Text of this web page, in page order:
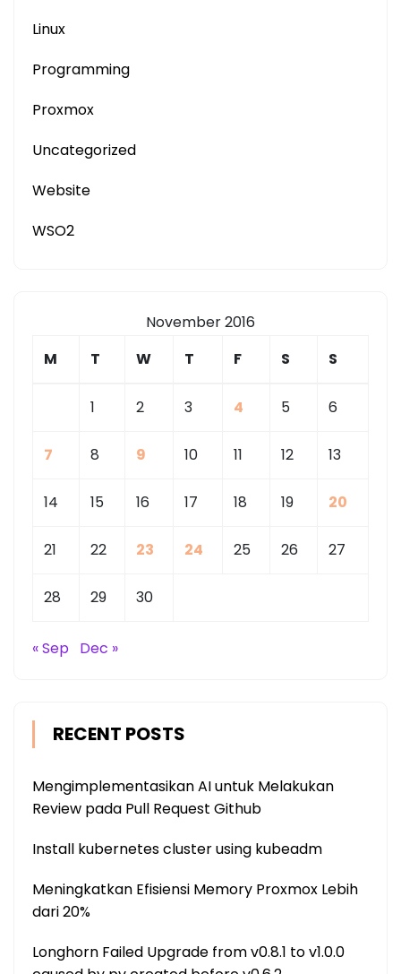
Linux
Programming
Proxmox
Uncategorized
Website
WSO2
November 2016
M
T W T F S S
1 2 3 4 5 6
7 8 9 10 11 12 13
14 15 16 17 18 19 20
21 22 23 24 25 26 27
28 29 30
« Sep Dec »
RECENT POSTS
Mengimplementasikan AI untuk Melakukan
Review pada Pull Request Github
Install kubernetes cluster using kubeadm
Meningkatkan Efisiensi Memory Proxmox Lebih
dari 20%
Longhorn Failed Upgrade from v0.8.1 to v1.0.0